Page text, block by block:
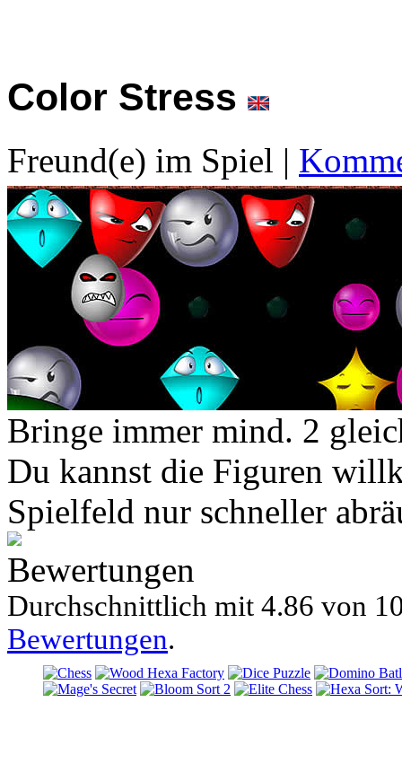
Color Stress
Freund(e) im Spiel |
Bringe immer mind. 2
Du kannst die Figuren
Spielfeld nur schneller
Bewertungen
Durchschnittlich mit 4.86 von
Bewertungen.